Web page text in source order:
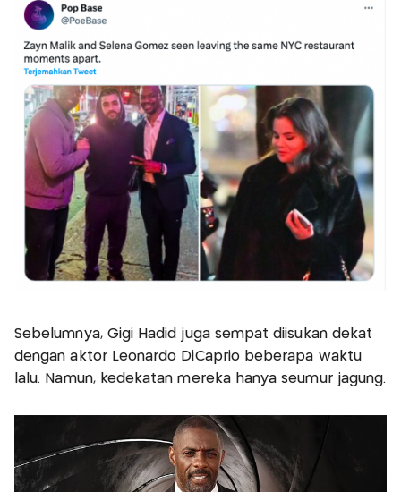
Sebelumnya, Gigi Hadid juga sempat diisukan dekat
dengan aktor Leonardo DiCaprio beberapa waktu
lalu. Namun, kedekatan mereka hanya seumur jagung.